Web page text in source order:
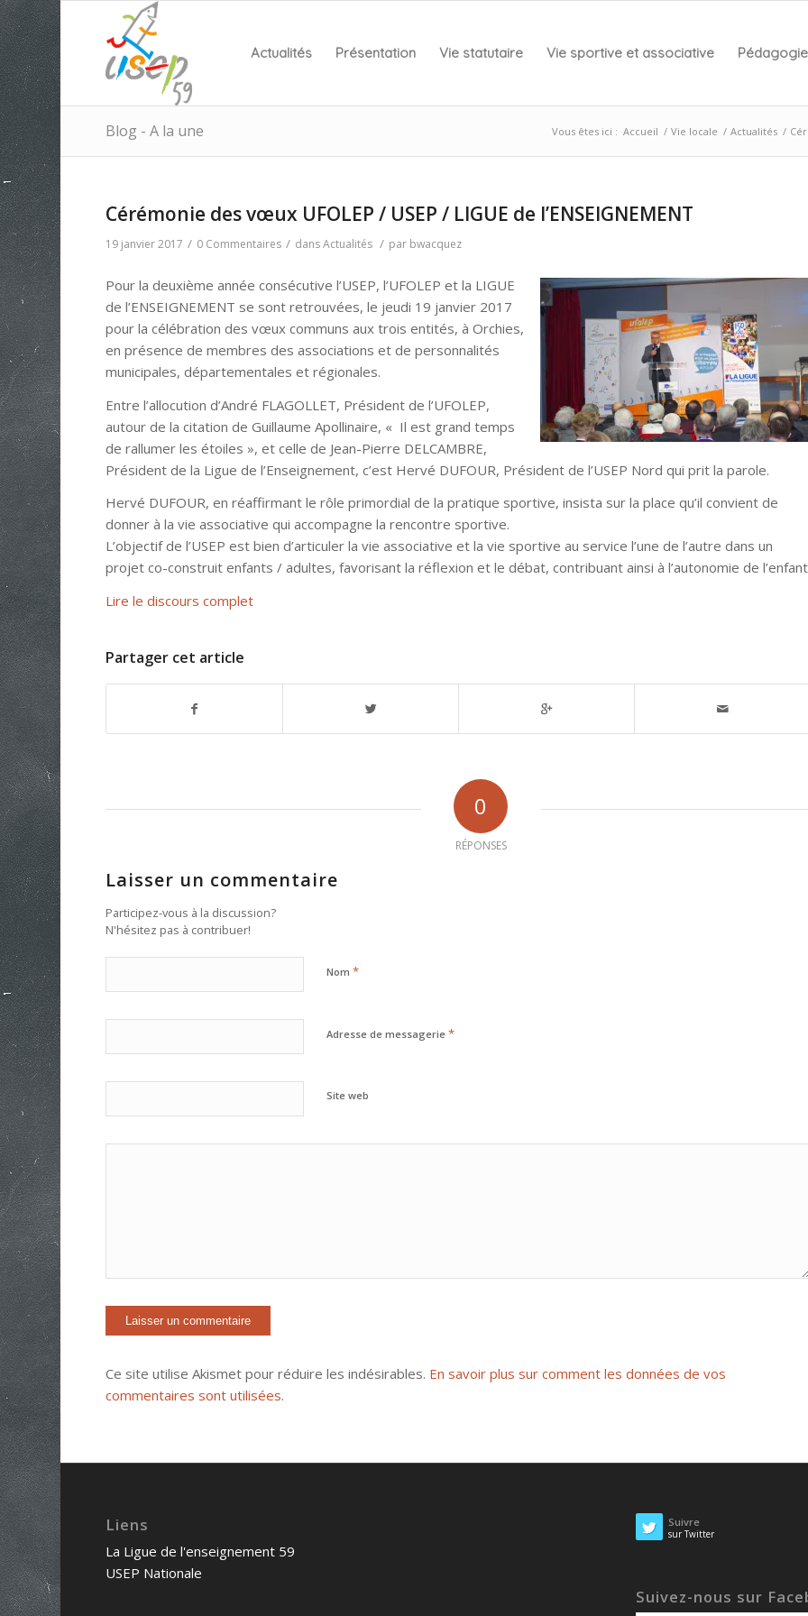
Actualités Présentation Vie statutaire Vie sportive et associative
Blog - A la une Vous êtes ici : Accueil / Vie locale / Actualités /
Cérémonie des vœux UFOLEP / USEP / LIGUE de l’ENSEIGNEMENT
19 janvier 2017 / 0 Commentaires / dansActualités / par bwacquez
Pour la deuxième année consécutive l’USEP, l’UFOLEP et la LIGUE
de l’ENSEIGNEMENT se sont retrouvées, le jeudi 19 janvier 2017
pour la célébration des vœux communs aux trois entités, à Orchies,
en présence de membres des associations et de personnalités
municipales, départementales et régionales.
Entre l’allocution d’André FLAGOLLET, Président de l’UFOLEP,
autour de la citation de Guillaume Apollinaire, « Il est grand temps
de rallumer les étoiles », et celle de Jean-Pierre DELCAMBRE,
Président de la Ligue de l’Enseignement, c’est Hervé DUFOUR, Président de l’USEP Nord qui prit la parole.
Hervé DUFOUR, en réaffirmant le rôle primordial de la pratique sportive, insista sur la place qu’il convient de
donner à la vie associative qui accompagne la rencontre sportive.
L’objectif de l’USEP est bien d’articuler la vie associative et la vie sportive au service l’une de l’autre dans un
projet co-construit enfants / adultes, favorisant la réflexion et le débat, contribuant ainsi à l’autonomie de
Lire le discours complet
Partager cet article
0
RÉPONSES
Laisser un commentaire
Participez-vous à la discussion?
N'hésitez pas à contribuer!
Nom*
Adresse de messagerie*
Site web
Ce site utilise Akismet pour réduire les indésirables. En savoir plus sur comment les données de vos
commentaires sont utilisées.
Liens
La Ligue de l'enseignement 59
USEP Nationale
Suivre
sur Twitter
Suivez-nous sur